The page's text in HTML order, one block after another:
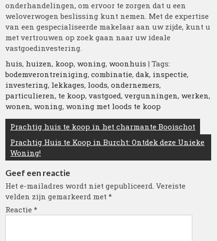
onderhandelingen, om ervoor te zorgen dat u een
weloverwogen beslissing kunt nemen. Met de expertise
van een gespecialiseerde makelaar aan uw zijde, kunt u
met vertrouwen op zoek gaan naar uw ideale
vastgoedinvestering.
huis, huizen, koop,woning,woonhuis | Tags:
bodemverontreiniging,combinatie,dak, inspectie,
investering, lekkages, loods,ondernemers,
particulieren, te koop,vastgoed,vergunningen,werken,
wonen,woning,woning met loods te koop
Berichtnavigatie
Prachtig huis te koop in het charmante Booischot
Prachtig Huis te Koop in Burcht: Ontdek deze Unieke
Woning!
Geef een reactie
Het e-mailadres wordt niet gepubliceerd. Vereiste
velden zijn gemarkeerd met*
Reactie*